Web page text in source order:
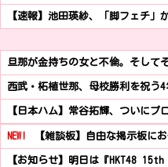
【速報】池田瑛紗、「脚フェチ
旦那が金持ちの女と不倫。そして
西武・柘植世那、母校勝利を祝う
【日本ハム】常谷拓輝、ついに
NEW! 【雑談板】自由な掲示板に
【お知らせ】明日は『HKT48 15th